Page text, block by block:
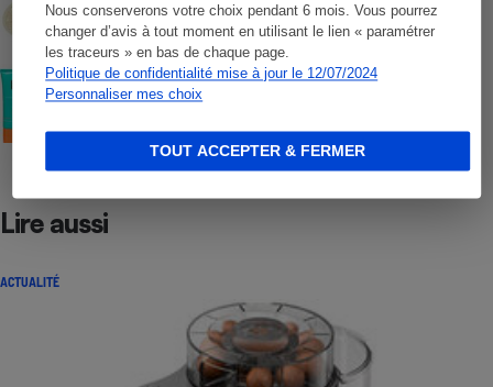
Nous conserverons votre choix pendant 6 mois. Vous pourrez
changer d’avis à tout moment en utilisant le lien « paramétrer
les traceurs » en bas de chaque page.
Politique de confidentialité mise à jour le 12/07/2024
Personnaliser mes choix
TOUT ACCEPTER & FERMER
COMMENT NOUS TESTONS
Crèmes solaires visage - Le protocole
Lire aussi
ACTUALITÉ